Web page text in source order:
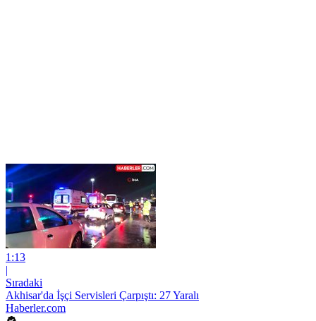
1:13
|
Sıradaki
Akhisar'da İşçi Servisleri Çarpıştı: 27 Yaralı
Haberler.com